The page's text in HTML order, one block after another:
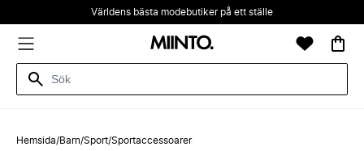
Världens bästa modebutiker på ett ställe
Hemsida/Barn/Sport/Sportaccessoarer